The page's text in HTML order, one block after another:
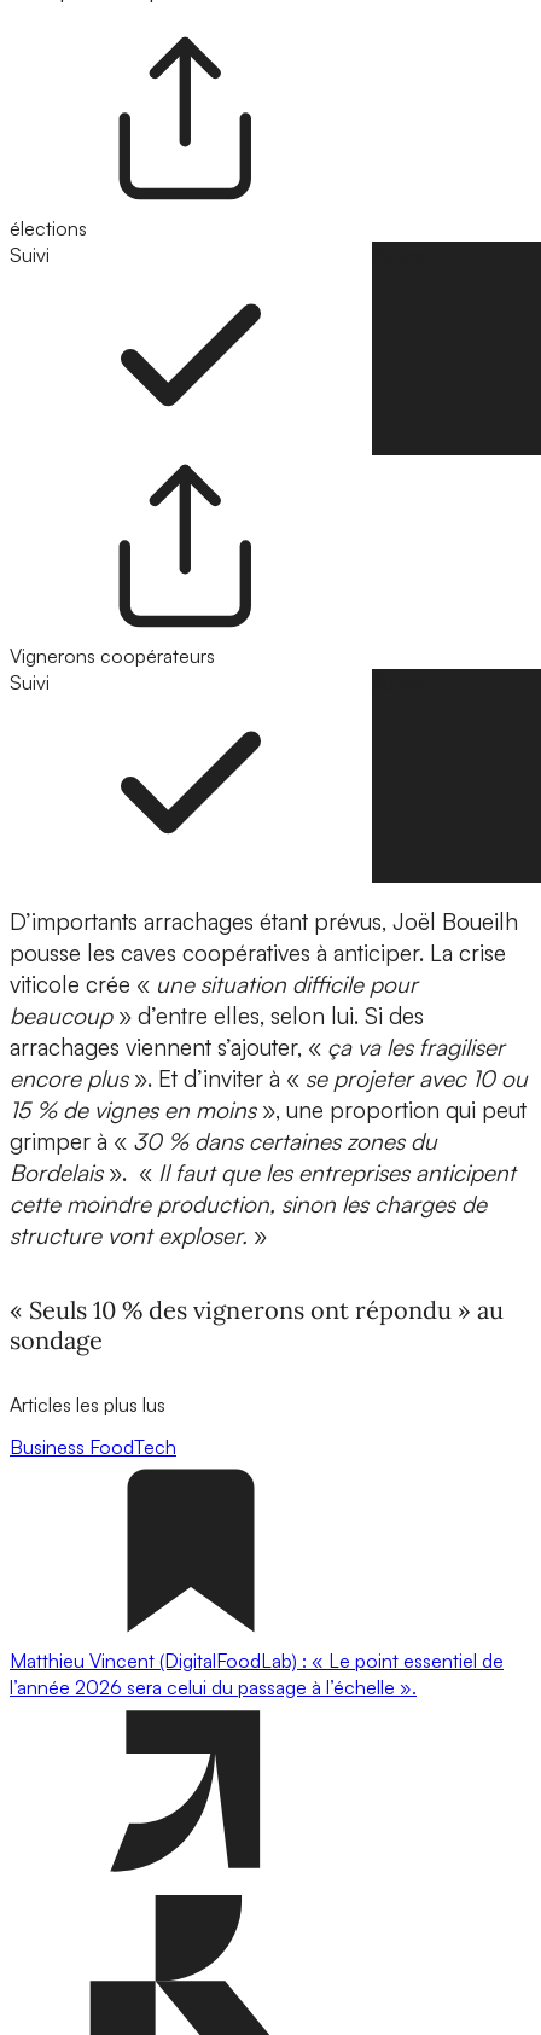
élections
Suivi
Vignerons coopérateurs
Suivi
D’importants arrachages étant prévus, Joël Boueilh
pousse les caves coopératives à anticiper. La crise
viticole crée « une situation difficile pour
beaucoup» d’entre elles, selon lui. Si des
arrachages viennent s’ajouter, « ça va les fragiliser
encore plus ». Et d’inviter à « se projeter avec 10 ou
15 % de vignes en moins», une proportion qui peut
grimper à « 30 % dans certaines zones du
Bordelais ». « Il faut que les entreprises anticipent
cette moindre production, sinon les charges de
structure vont exploser. »
« Seuls 10 % des vignerons ont répondu » au
sondage
Articles les plus lus
Business FoodTech
Matthieu Vincent (DigitalFoodLab) : « Le point essentiel de
l’année 2026 sera celui du passage à l’échelle ».